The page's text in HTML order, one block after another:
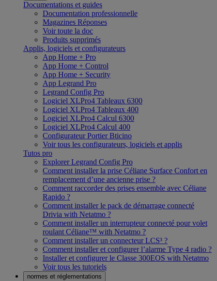
Documentations et guides
Documentation professionnelle
Magazines Réponses
Voir toute la doc
Produits supprimés
Applis, logiciels et configurateurs
App Home + Pro
App Home + Control
App Home + Security
App Legrand Pro
Legrand Config Pro
Logiciel XLPro4 Tableaux 6300
Logiciel XLPro4 Tableaux 400
Logiciel XLPro4 Calcul 6300
Logiciel XLPro4 Calcul 400
Configurateur Portier Bticino
Voir tous les configurateurs, logiciels et applis
Tutos pro
Explorer Legrand Config Pro
Comment installer la prise Céliane Surface Confort en
remplacement d’une ancienne prise ?
Comment raccorder des prises ensemble avec Céliane
Rapido ?
Comment installer le pack de démarrage connecté
Drivia with Netatmo ?
Comment installer un interrupteur connecté pour volet
roulant Céliane™ with Netatmo ?
Comment installer un connecteur LCS³ ?
Comment installer et configurer l’alarme Type 4 radio ?
Installer et configurer le Classe 300EOS with Netatmo
Voir tous les tutoriels
normes et réglementations